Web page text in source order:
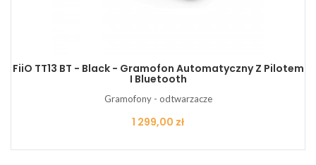
FiiO TT13 BT - Black - Gramofon Automatyczny Z Pilotem
I Bluetooth
Gramofony - odtwarzacze
Cena
1 299,00 zł